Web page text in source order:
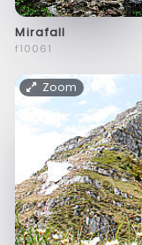
Mirafall
f10061
Zoom